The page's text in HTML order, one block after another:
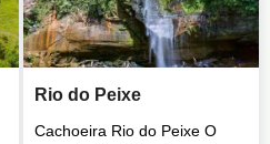
Rio do Peixe
Cachoeira Rio do Peixe O